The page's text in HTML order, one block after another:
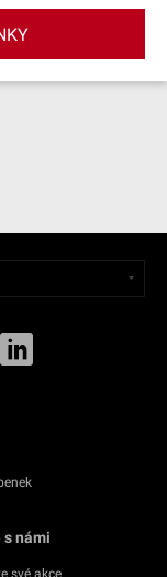
s námi
své akce